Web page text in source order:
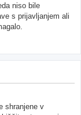
niso bile
s prijavljanjem ali
shranjene v